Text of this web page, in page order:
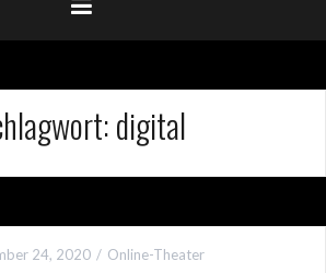
digital
24, 2020 Online-Theater